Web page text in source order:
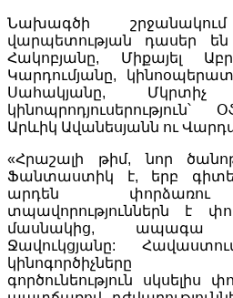
Նախագծի շրջանակում
վարպետության դասեր
Հակոբյանը, Միքայել
Կարդումյանը,
Սահակյանը,
կինոպրոդյուսերություն՝
Արևիկ Ավանեսյանն ու
«Հրաշալի թիմ, նոր
Ֆանտաստիկ է, երբ
արդեն փորձառու
տպավորություններն է
մասնակից, ապագա
Ջավուկցյանը:
կինոգործիչները
գործունեություն սկսելիս